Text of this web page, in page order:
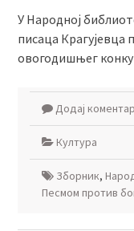
У Народној
писаца Крагујевца
овогодишњег
Додај коментар
Култура
Зборник,
Песмом против